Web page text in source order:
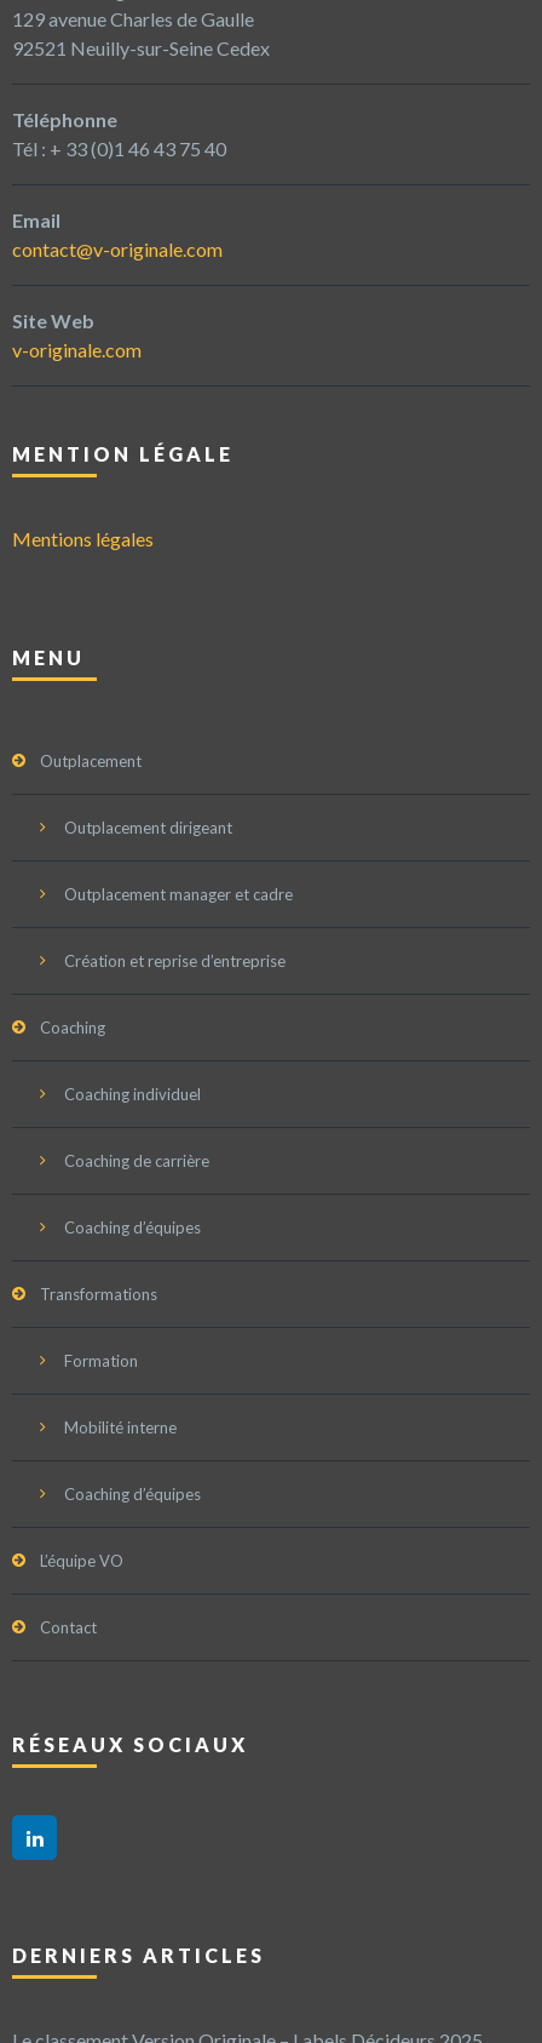
129 avenue Charles de Gaulle
92521 Neuilly-sur-Seine Cedex
Téléphonne
Tél : + 33 (0)1 46 43 75 40
Email
contact@v-originale.com
Site Web
v-originale.com
MENTION LÉGALE
Mentions légales
MENU
Outplacement
Outplacement dirigeant
Outplacement manager et cadre
Création et reprise d’entreprise
Coaching
Coaching individuel
Coaching de carrière
Coaching d’équipes
Transformations
Formation
Mobilité interne
Coaching d’équipes
L’équipe VO
Contact
RÉSEAUX SOCIAUX
DERNIERS ARTICLES